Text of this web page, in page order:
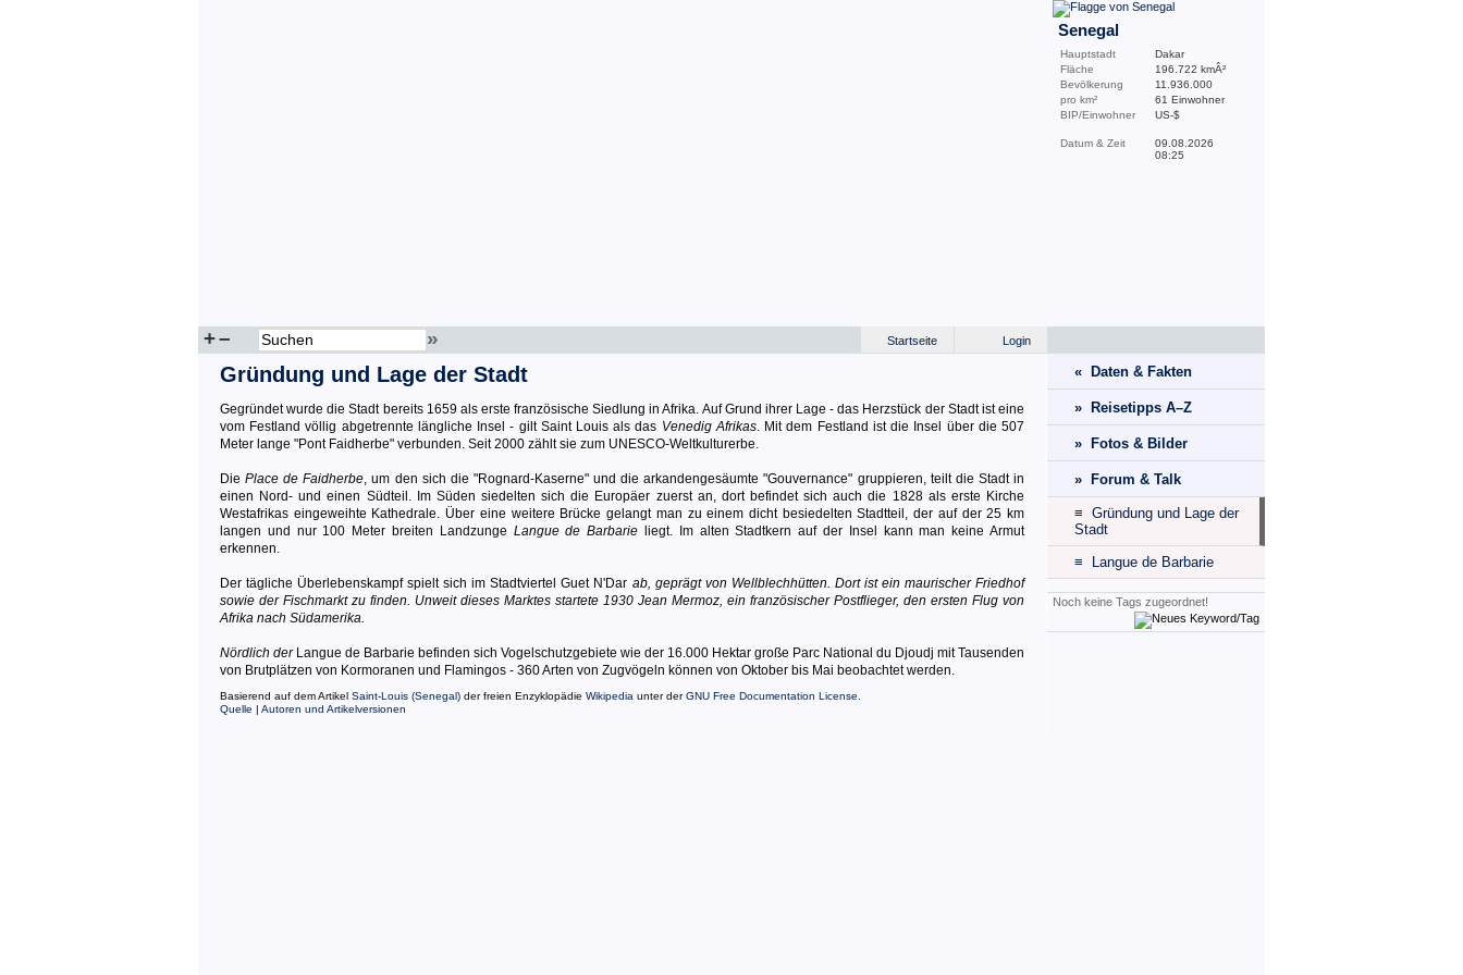
Senegal
Hauptstadt
Dakar
Fläche
196.722 kmÂ²
Bevölkerung
11.936.000
pro km²
61 Einwohner
BIP/Einwohner
US-$
Datum & Zeit
09.08.2026
08:25
+– » Login
Startseite
Gründung und Lage der Stadt
Gegründet wurde die Stadt bereits 1659 als erste französische Siedlung in Afrika. Auf Grund ihrer Lage - das Herzstück der Stadt ist eine
vom Festland völlig abgetrennte längliche Insel - gilt Saint Louis als das Venedig Afrikas. Mit dem Festland ist die Insel über die 507
Meter lange "Pont Faidherbe" verbunden. Seit 2000 zählt sie zum UNESCO-Weltkulturerbe.
DiePlace de Faidherbe, um den sich die "Rognard-Kaserne" und die arkandengesäumte "Gouvernance" gruppieren, teilt die Stadt in
einen Nord- und einen Südteil. Im Süden siedelten sich die Europäer zuerst an, dort befindet sich auch die 1828 als erste Kirche
Westafrikas eingeweihte Kathedrale. Über eine weitere Brücke gelangt man zu einem dicht besiedelten Stadtteil, der auf der 25 km
langen und nur 100 Meter breiten Landzunge Langue de Barbarie liegt. Im alten Stadtkern auf der Insel kann man keine Armut
erkennen.
Der tägliche Überlebenskampf spielt sich im Stadtviertel Guet N'Dar ab, geprägt von Wellblechhütten. Dort ist ein maurischer Friedhof
sowie der Fischmarkt zu finden. Unweit dieses Marktes startete 1930 Jean Mermoz, ein französischer Postflieger, den ersten Flug von
Afrika nach Südamerika.
Nördlich der Langue de Barbarie befinden sich Vogelschutzgebiete wie der 16.000 Hektar große Parc National du Djoudj mit Tausenden
von Brutplätzen von Kormoranen und Flamingos - 360 Arten von Zugvögeln können von Oktober bis Mai beobachtet werden.
Basierend auf dem Artikel Saint-Louis (Senegal) der freien Enzyklopädie Wikipedia unter derGNU Free Documentation License
Quelle | Autoren und Artikelversionen
« Daten & Fakten
» Reisetipps A–Z
» Fotos & Bilder
» Forum & Talk
≡ Gründung und Lage der
Stadt
≡ Langue de Barbarie
Noch keine Tags zugeordnet!